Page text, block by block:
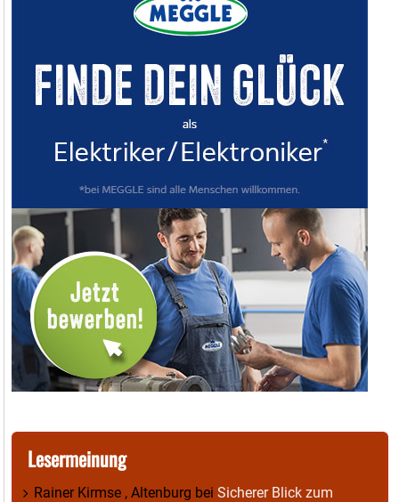
Lesermeinung
Rainer Kirmse , Altenburg bei Sicherer Blick zum